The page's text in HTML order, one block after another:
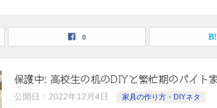
0
保護中: 高校生の机のDIYと繁忙期のバイト
公開日： 2022年12月4日 家具の作り方・DIYネタ